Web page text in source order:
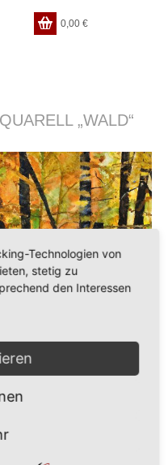
0,00€
„WALD“
Technologien von
stetig zu
den Interessen